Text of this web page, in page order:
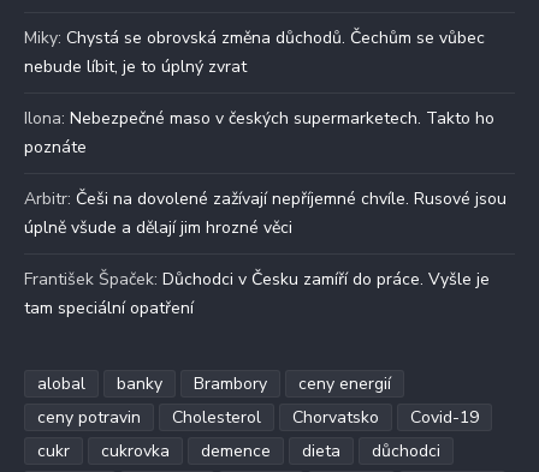
Miky: Chystá se obrovská změna důchodů. Čechům se vůbec
nebude líbit, je to úplný zvrat
Ilona: Nebezpečné maso v českých supermarketech. Takto ho
poznáte
Arbitr: Češi na dovolené zažívají nepříjemné chvíle. Rusové jsou
úplně všude a dělají jim hrozné věci
František Špaček: Důchodci v Česku zamíří do práce. Vyšle je
tam speciální opatření
alobal banky Brambory
ceny energií
ceny potravin
Cholesterol Chorvatsko
Covid-19
cukr
cukrovka demence dieta
důchodci